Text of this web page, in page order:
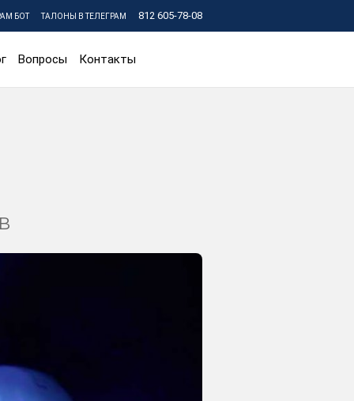
БОТ ТАЛОНЫ В ТЕЛЕГРАМ 812 605-78-08
Вопросы Контакты